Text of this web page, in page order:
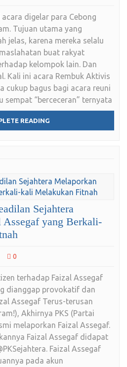
digelar para Cebong
Tujuan utama yang
jelas, karena mereka selalu
buat rakyat
kelompok lain. Dan
Kali ini acara Rembuk Aktivis
cukup bagus bagi acara reuni
“berceceran” ternyata
READING
Sejahtera
yang Berkali-
0
terhadap Faizal Assegaf
dianggap provokatif dan
Assegaf Terus-terusan
Akhirnya PKS (Partai
melaporkan Faizal Assegaf.
Faizal Assegaf didapat
Faizal Assegaf
pada akun